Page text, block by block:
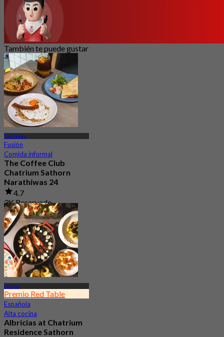
También te puede gustar
Yan Nawa
Fusión
Comida informal
The Coffee Club
Chatrium Sathorn
Narathiwas 24
4.7
3K Reservado
Desde฿ 189
Sathon
Premio Red Table
Española
Alta cocina
Albricias at Chatrium
Residence Sathorn